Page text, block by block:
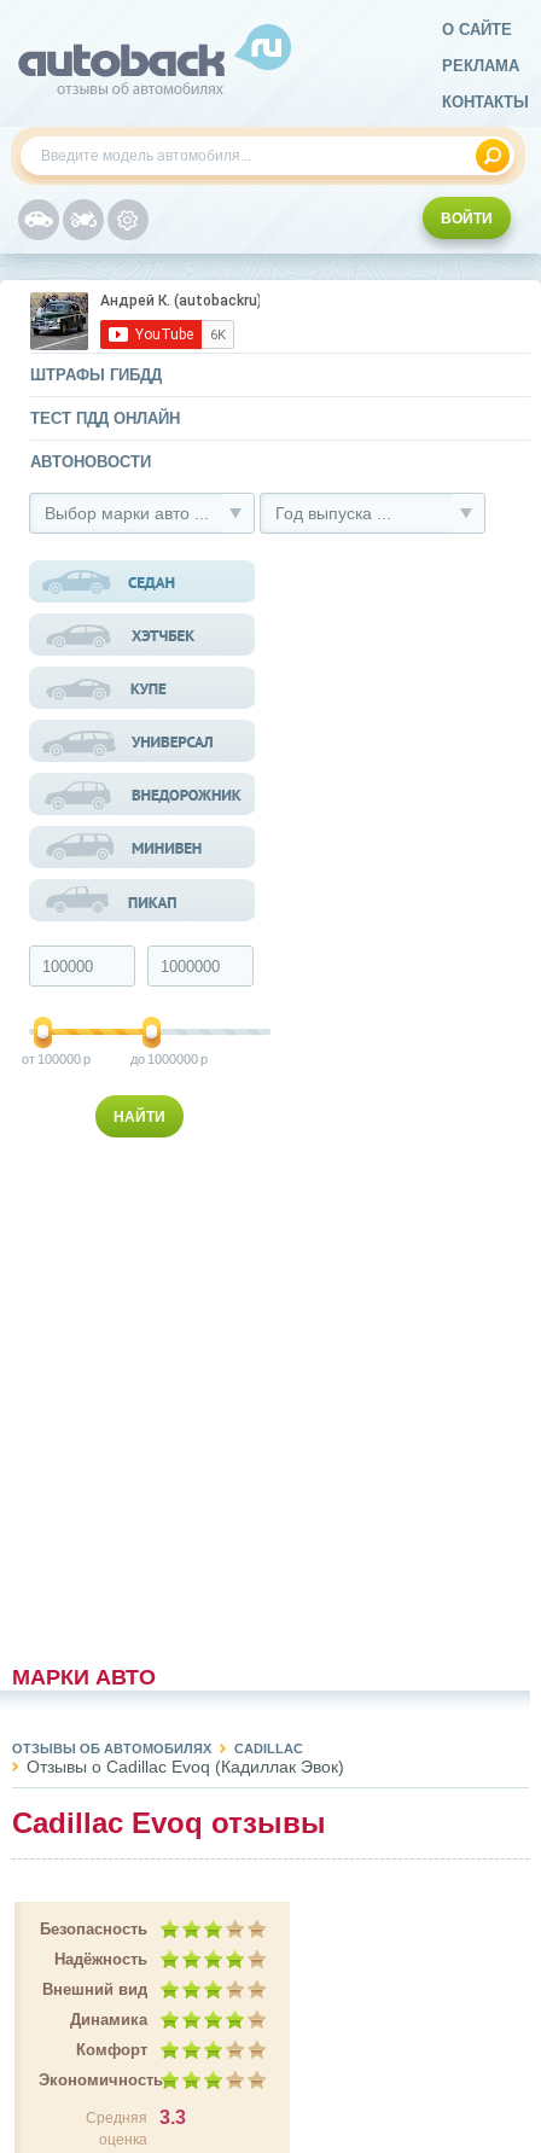
О САЙТЕ
РЕКЛАМА
КОНТАКТЫ
ВОЙТИ
ШТРАФЫ ГИБДД
ТЕСТ ПДД ОНЛАЙН
АВТОНОВОСТИ
Выбор марки авто ... Год выпуска ...
100000 1000000
МАРКИ АВТО
ОТЗЫВЫ ОБ АВТОМОБИЛЯХ CADILLAC
Отзывы о Cadillac Evoq (Кадиллак Эвок)
Cadillac Evoq отзывы
Безопасность
Надёжность
Внешний вид
Динамика
Комфорт
Экономичность
Средняя
оценка
3.3